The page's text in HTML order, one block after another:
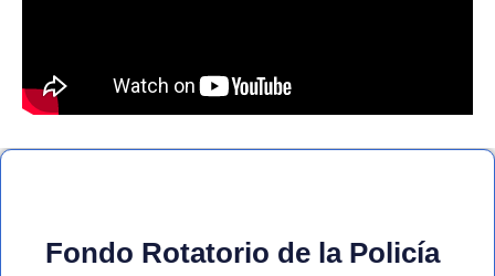
Fondo Rotatorio de la Policía